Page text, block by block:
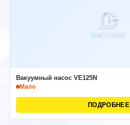
Вакуумный насос VE125N
Мало
ПОДРОБНЕЕ